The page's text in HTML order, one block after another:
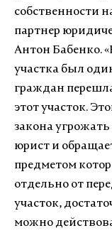
собственности
партнер
Антон Бабенко.
участка был
граждан
этот участок.
закона
юрист и
предметом
отдельно от
участок,
можно